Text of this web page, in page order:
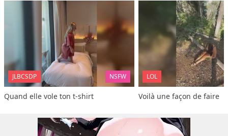
JLBCSDP NSFW
Quand elle vole ton t-shirt
LOL
Voilà une façon de faire